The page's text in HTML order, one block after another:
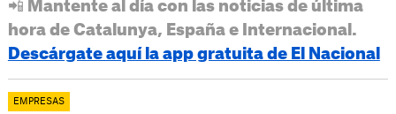
📲 Mantente al día con las noticias de última
hora de Catalunya, España e Internacional.
Descárgate aquí la app gratuita de El Nacional
EMPRESAS